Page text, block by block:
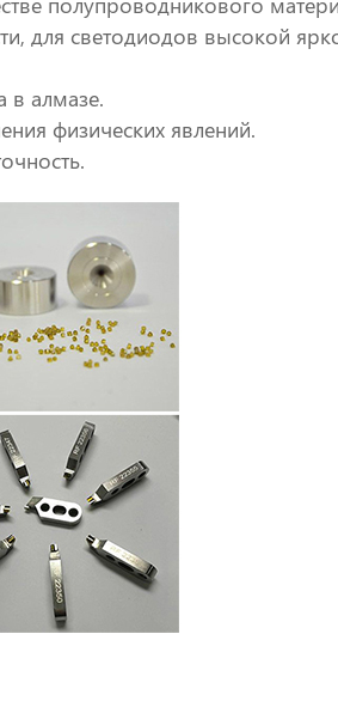
для светодиодов высокой
в алмазе.
физических явлений.